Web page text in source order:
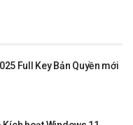
Full Key Bản Quyền mới